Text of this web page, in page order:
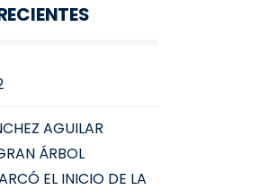
AGUILAR
ÁRBOL
EL INICIO DE LA